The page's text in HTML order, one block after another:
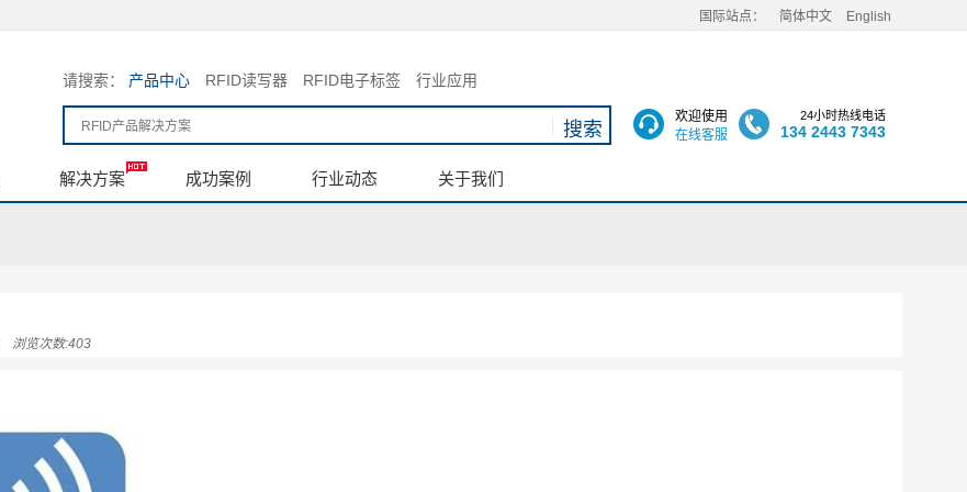
国际站点： 简体中文 English
欢迎使用
在线客服
24小时热线电话
134 2443 7343
请搜索： 产品中心 RFID读写器 RFID电子标签 行业应用
解决方案 成功案例 行业动态 关于我们
浏览次数:403